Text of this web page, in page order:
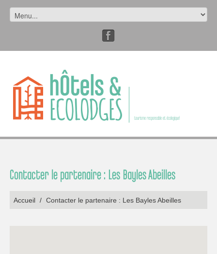
tourisme responsable et écologique!
Contacter le partenaire : Les Bayles Abeilles
Accueil / Contacter le partenaire : Les Bayles Abeilles